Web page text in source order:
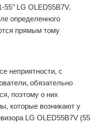
LG OLED55B7V.
определенного
прямым тому
неприятности, с
обязательно
поэтому о них
которые возникают у
LG OLED55B7V (55